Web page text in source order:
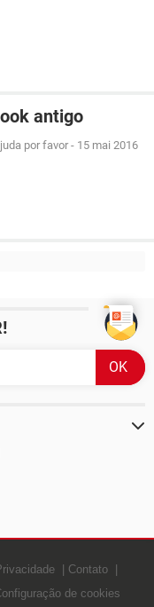
antigo
por favor - 15 mai 2016
Contato
de cookies